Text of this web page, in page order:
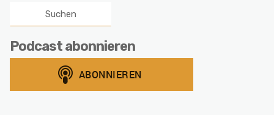
Podcast abonnieren